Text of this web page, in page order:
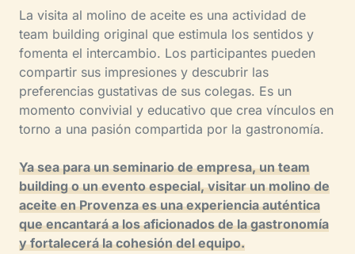
La visita al molino de aceite es una actividad de
team building original que estimula los sentidos y
fomenta el intercambio. Los participantes pueden
compartir sus impresiones y descubrir las
preferencias gustativas de sus colegas. Es un
momento convivial y educativo que crea vínculos en
torno a una pasión compartida por la gastronomía.
Ya sea para un seminario de empresa, un team
building o un evento especial, visitar un molino de
aceite en Provenza es una experiencia auténtica
que encantará a los aficionados de la gastronomía
y fortalecerá la cohesión del equipo.